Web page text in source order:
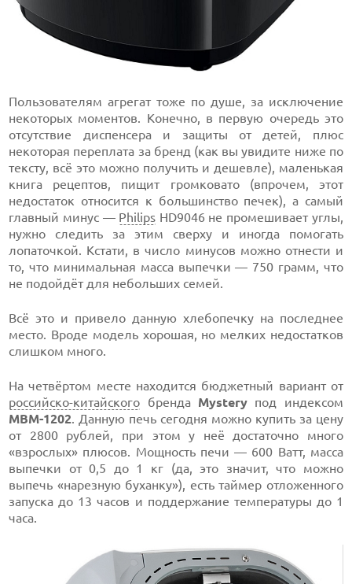
Пользователям агрегат тоже по душе, за исключение
некоторых моментов. Конечно, в первую очередь это
отсутствие диспенсера и защиты от детей, плюс
некоторая переплата за бренд (как вы увидите ниже по
тексту, всё это можно получить и дешевле), маленькая
книга рецептов, пищит громковато (впрочем, этот
недостаток относится к большинство печек), а самый
главный минус — Philips HD9046 не промешивает углы,
нужно следить за этим сверху и иногда помогать
лопаточкой. Кстати, в число минусов можно отнести и
то, что минимальная масса выпечки — 750 грамм, что
не подойдёт для небольших семей.
Всё это и привело данную хлебопечку на последнее
место. Вроде модель хорошая, но мелких недостатков
слишком много.
На четвёртом месте находится бюджетный вариант от
российско-китайского бренда Mystery под индексом
MBM-1202. Данную печь сегодня можно купить за цену
от 2800 рублей, при этом у неё достаточно много
«взрослых» плюсов. Мощность печи — 600 Ватт, масса
выпечки от 0,5 до 1 кг (да, это значит, что можно
выпечь «нарезную буханку»), есть таймер отложенного
запуска до 13 часов и поддержание температуры до 1
часа.